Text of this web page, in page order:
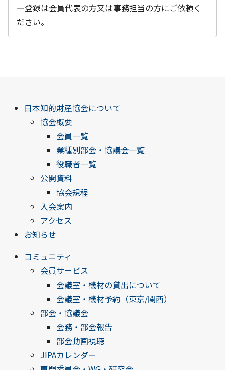
ー登録は会員代表の方又は事務担当の方にご依頼く
ださい。
日本知的財産協会について
協会概要
会員一覧
業種別部会・協議会一覧
役職者一覧
公開資料
協会規程
入会案内
アクセス
お知らせ
コミュニティ
会員サービス
会議室・機材の貸出について
会議室・機材予約（東京/関西）
部会・協議会
会務・部会報告
部会動画視聴
JIPAカレンダー